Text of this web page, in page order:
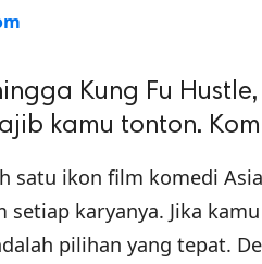
Kung Fu
kamu tonton.
satu ikon film komedi
setiap karyanya. Jika
pilihan yang tepat.